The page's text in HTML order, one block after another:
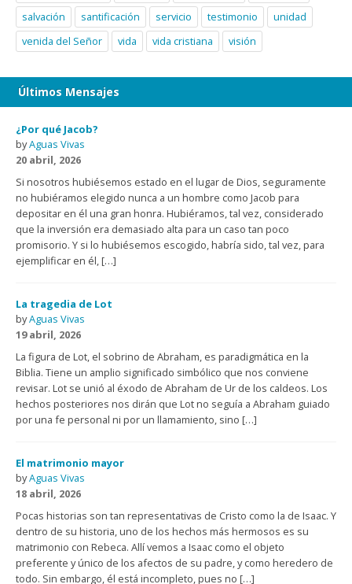
salvación
santificación servicio testimonio
unidad
venida del Señor
vida vida cristiana visión
Últimos Mensajes
¿Por qué Jacob?
byAguas Vivas
20 abril, 2026
Si nosotros hubiésemos estado en el lugar de Dios, seguramente
no hubiéramos elegido nunca a un hombre como Jacob para
depositar en él una gran honra. Hubiéramos, tal vez, considerado
que la inversión era demasiado alta para un caso tan poco
promisorio. Y si lo hubiésemos escogido, habría sido, tal vez, para
ejemplificar en él, […]
La tragedia de Lot
byAguas Vivas
19 abril, 2026
La figura de Lot, el sobrino de Abraham, es paradigmática en la
Biblia. Tiene un amplio significado simbólico que nos conviene
revisar. Lot se unió al éxodo de Abraham de Ur de los caldeos. Los
hechos posteriores nos dirán que Lot no seguía a Abraham guiado
por una fe personal ni por un llamamiento, sino […]
El matrimonio mayor
byAguas Vivas
18 abril, 2026
Pocas historias son tan representativas de Cristo como la de Isaac. Y
dentro de su historia, uno de los hechos más hermosos es su
matrimonio con Rebeca. Allí vemos a Isaac como el objeto
preferente y único de los afectos de su padre, y como heredero de
todo. Sin embargo, él está incompleto, pues no […]